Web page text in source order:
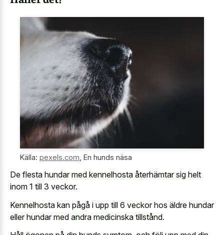
Källa: pexels.com En hunds näsa
De flesta hundar med kennelhosta återhämtar sig helt
inom 1 till 3 veckor.
Kennelhosta kan pågå i upp till 6 veckor hos äldre hundar
eller hundar med andra medicinska tillstånd.